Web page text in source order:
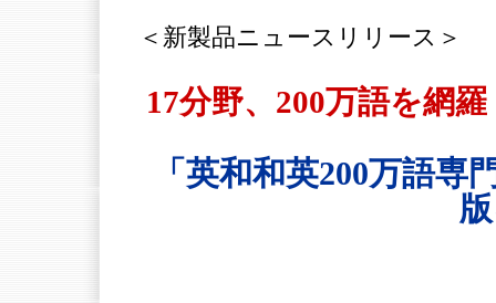
＜新製品ニュースリリース＞
17分野、200万語を網
「英和和英200万語